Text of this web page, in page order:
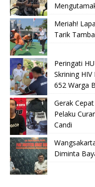
Meriah!
Tarik
Peringati
Skrining
652 Warga
Gerak
Pelaku
Candi
Diminta